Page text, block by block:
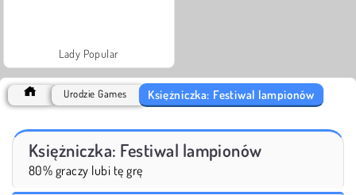
Lady Popular
Urodzie Games Księżniczka: Festiwal lampionów
Księżniczka: Festiwal lampionów
80% graczy lubi tę grę